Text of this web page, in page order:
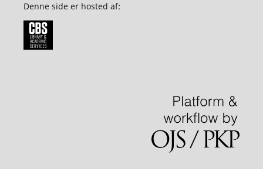
Denne side er hosted af: